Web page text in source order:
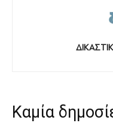
Καμία